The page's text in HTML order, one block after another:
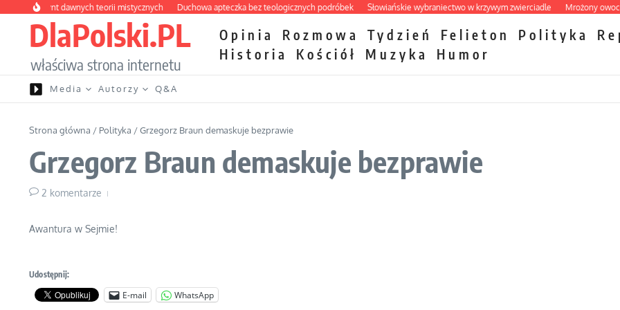
Przejdź do treści
labirynt dawnych teorii mistycznych Duchowa apteczka bez teologicznych podróbek Słowiańskie wybraniectwo w krzywym zwierciadle Mrożony owocowy
DlaPolski.PL
właściwa strona internetu
Opinia Rozmowa Tydzień Felieton Polityka
Historia
Kościół Muzyka Humor
Media Autorzy Q&A
Strona główna / Polityka /Grzegorz Braun demaskuje bezprawie
Grzegorz Braun demaskuje bezprawie
2 komentarze
Awantura w Sejmie!
Udostępnij:
E-mail WhatsApp